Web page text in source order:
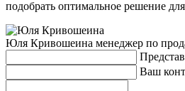
подобрать оптимальное решение
Юля Кривошеина менеджер по
Ваш